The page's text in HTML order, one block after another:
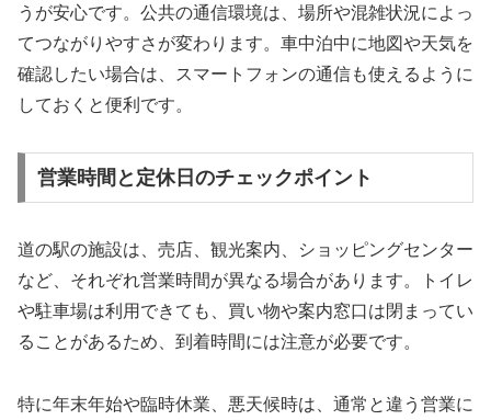
うが安心です。公共の通信環境は、場所や混雑状況によっ
てつながりやすさが変わります。車中泊中に地図や天気を
確認したい場合は、スマートフォンの通信も使えるように
しておくと便利です。
営業時間と定休日のチェックポイント
道の駅の施設は、売店、観光案内、ショッピングセンター
など、それぞれ営業時間が異なる場合があります。トイレ
や駐車場は利用できても、買い物や案内窓口は閉まってい
ることがあるため、到着時間には注意が必要です。
特に年末年始や臨時休業、悪天候時は、通常と違う営業に